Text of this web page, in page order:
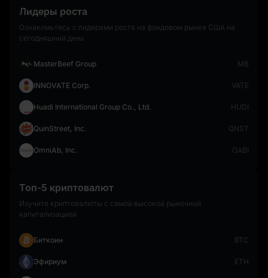
Лидеры роста
Ознакомьтесь с лидерами роста на фондовом рынке США на
сегодняшний день
MasterBeef Group MB
INNOVATE Corp. VATE
Huadi International Group Co., Ltd. HUDI
QuinStreet, Inc. QNST
OmniAb, Inc. OABI
Топ-5 криптовалют
Изучите криптовалюты с самой высокой рыночной
капитализацией
Биткоин BTC
Эфириум ETH